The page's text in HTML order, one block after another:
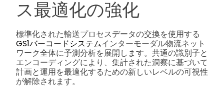
ス最適化の強化
標準化された輸送プロセスデータの交換を使用する
GS1バーコードシステムインターモーダル物流ネット
ワーク全体に予測分析を展開します。共通の識別子と
エンコーディングにより、集計された洞察に基づいて
計画と運用を最適化するための新しいレベルの可視性
が解除されます。